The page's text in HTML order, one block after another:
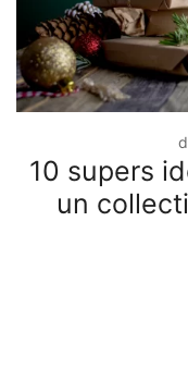
10 supers
un